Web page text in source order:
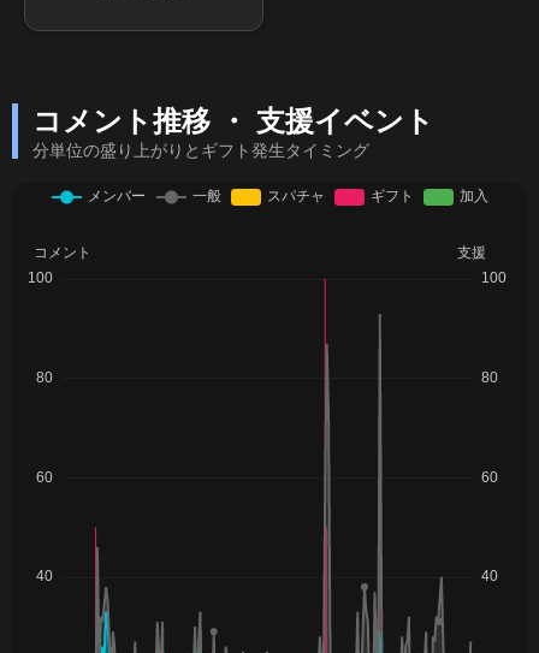
コメント推移 ・ 支援イベント
分単位の盛り上がりとギフト発生タイミング